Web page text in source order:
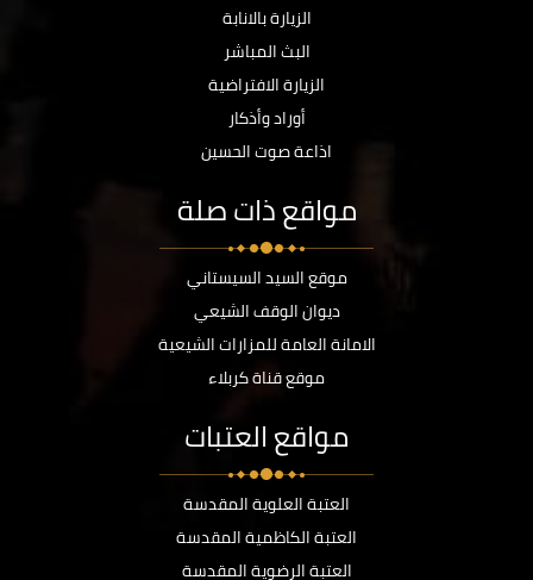
الزيارة بالانابة
البث المباشر
الزيارة الافتراضية
أوراد وأذكار
اذاعة صوت الحسين
مواقع ذات صلة
موقع السيد السيستاني
ديوان الوقف الشيعي
الامانة العامة للمزارات الشيعية
موقع قناة كربلاء
مواقع العتبات
العتبة العلوية المقدسة
العتبة الكاظمية المقدسة
العتبة الرضوية المقدسة